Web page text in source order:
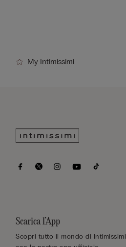
My Intimissimi
Scarica l’App
Scopri tutto il mondo di Intimissimi